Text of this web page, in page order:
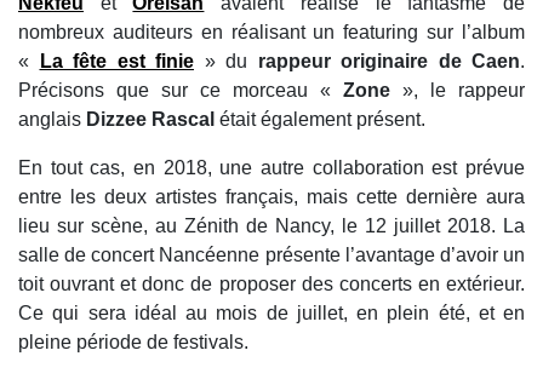
nombreux auditeurs en réalisant un featuring sur l’album
«
La fête est finie » du rappeur originaire de Caen.
Précisons que sur ce morceau « Zone », le rappeur
anglais Dizzee Rascal était également présent.
En tout cas, en 2018, une autre collaboration est prévue
entre les deux artistes français, mais cette dernière aura
lieu sur scène, au Zénith de Nancy, le 12 juillet 2018. La
salle de concert Nancéenne présente l’avantage d’avoir un
toit ouvrant et donc de proposer des concerts en extérieur.
Ce qui sera idéal au mois de juillet, en plein été, et en
pleine période de festivals.